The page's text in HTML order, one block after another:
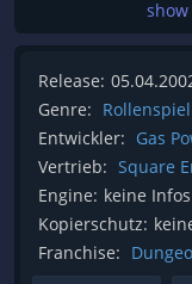
show
Release:
Genre: Rollenspiel
Entwickler: Gas
Vertrieb: Square
Engine: keine Infos
Kopierschutz:
Franchise: